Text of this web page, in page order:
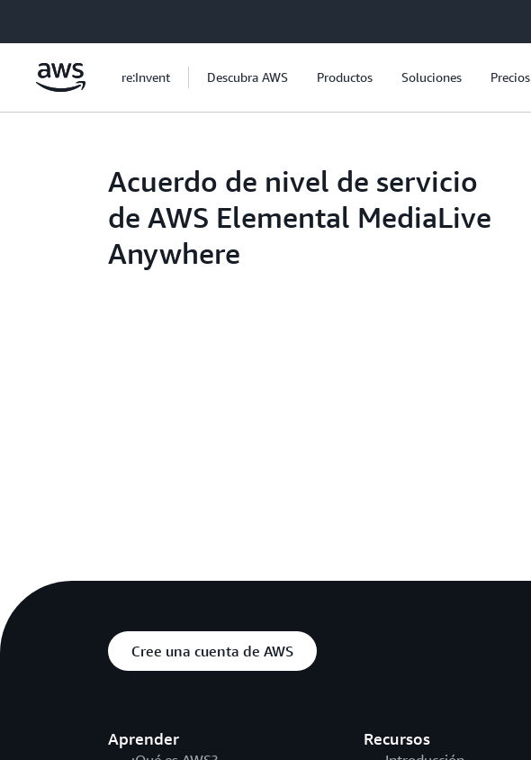
re:Invent Descubra AWS Productos Soluciones Precios
Acuerdo de nivel de servicio
de AWS Elemental MediaLive
Anywhere
Cree una cuenta de AWS
Aprender Recursos